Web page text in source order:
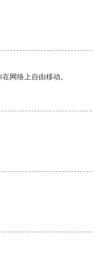
网络上自由移动。